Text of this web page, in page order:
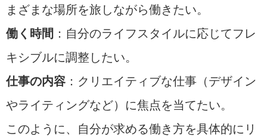
まざまな場所を旅しながら働きたい。
働く時間 ：自分のライフスタイルに応じてフレ
キシブルに調整したい。
仕事の内容 ：クリエイティブな仕事（デザイン
やライティングなど）に焦点を当てたい。
このように、自分が求める働き方を具体的にリ